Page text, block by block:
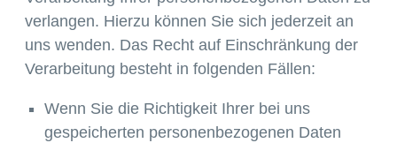
verlangen. Hierzu können Sie sich jederzeit an
uns wenden. Das Recht auf Einschränkung der
Verarbeitung besteht in folgenden Fällen:
Wenn Sie die Richtigkeit Ihrer bei uns
gespeicherten personenbezogenen Daten